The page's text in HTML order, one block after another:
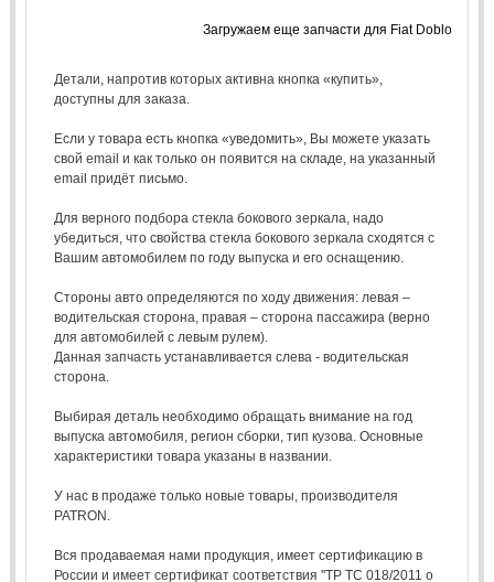
Загружаем еще запчасти для Fiat Doblo
Детали, напротив которых активна кнопка «купить»,
доступны для заказа.
Если у товара есть кнопка «уведомить», Вы можете указать
свой email и как только он появится на складе, на указанный
email придёт письмо.
Для верного подбора стекла бокового зеркала, надо
убедиться, что свойства стекла бокового зеркала сходятся с
Вашим автомобилем по году выпуска и его оснащению.
Стороны авто определяются по ходу движения: левая –
водительская сторона, правая – сторона пассажира (верно
для автомобилей с левым рулем).
Данная запчасть устанавливается слева - водительская
сторона.
Выбирая деталь необходимо обращать внимание на год
выпуска автомобиля, регион сборки, тип кузова. Основные
характеристики товара указаны в названии.
У нас в продаже только новые товары, производителя
PATRON.
Вся продаваемая нами продукция, имеет сертификацию в
России и имеет сертификат соответствия "ТР ТС 018/2011 о